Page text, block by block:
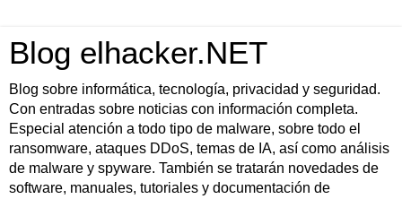
Blog elhacker.NET
Blog sobre informática, tecnología, privacidad y seguridad.
Con entradas sobre noticias con información completa.
Especial atención a todo tipo de malware, sobre todo el
ransomware, ataques DDoS, temas de IA, así como análisis
de malware y spyware. También se tratarán novedades de
software, manuales, tutoriales y documentación de